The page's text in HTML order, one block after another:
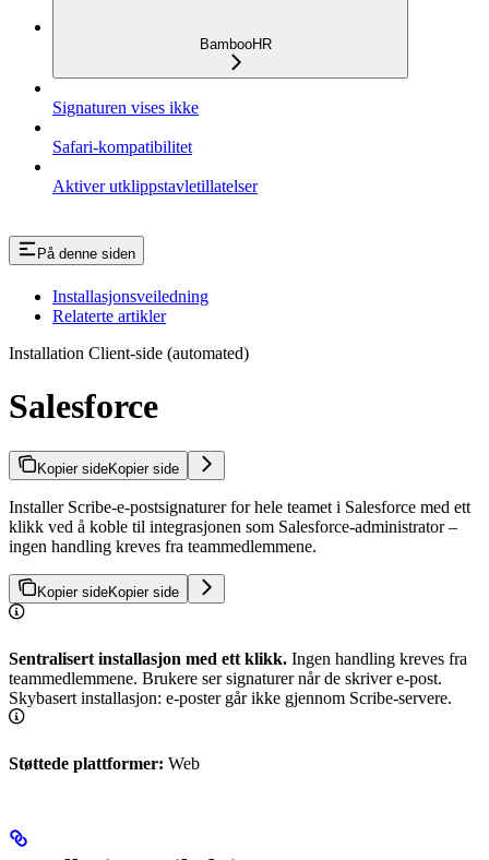
BambooHR
Signaturen vises ikke
Safari-kompatibilitet
Aktiver utklippstavletillatelser
På denne siden
Installasjonsveiledning
Relaterte artikler
Installation Client-side (automated)
Salesforce
Kopier sideKopier side
Installer Scribe-e-postsignaturer for hele teamet i Salesforce med ett
klikk ved å koble til integrasjonen som Salesforce-administrator –
ingen handling kreves fra teammedlemmene.
Kopier sideKopier side
Sentralisert installasjon med ett klikk. Ingen handling kreves fra
teammedlemmene. Brukere ser signaturer når de skriver e-post.
Skybasert installasjon: e-poster går ikke gjennom Scribe-servere.
Støttede plattformer: Web